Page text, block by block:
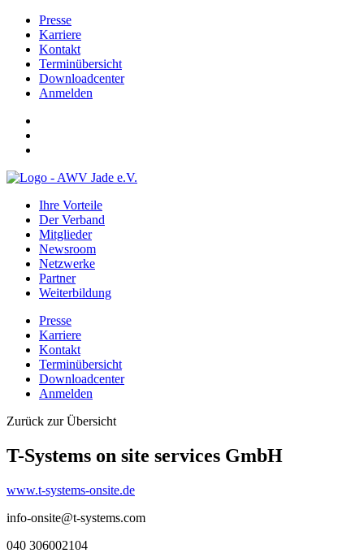
Presse
Karriere
Kontakt
Terminübersicht
Downloadcenter
Anmelden
Ihre Vorteile
Der Verband
Mitglieder
Newsroom
Netzwerke
Partner
Weiterbildung
Presse
Karriere
Kontakt
Terminübersicht
Downloadcenter
Anmelden
Zurück zur Übersicht
T-Systems on site services GmbH
www.t-systems-onsite.de
info-onsite@t-systems.com
040 306002104